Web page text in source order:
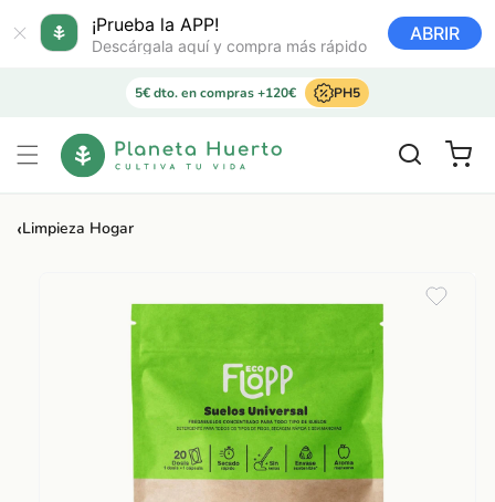
¡Prueba la APP!
Descárgala aquí y compra más rápido
ABRIR
directamente
al contenido
5€ dto. en compras +120€ PH5
Carrito
‹Limpieza Hogar